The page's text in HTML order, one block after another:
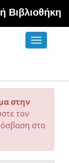
Βιβλιοθήκη
Toggle
στην
τον
στο